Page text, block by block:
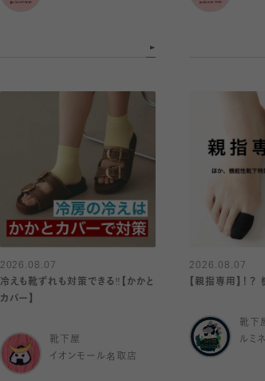
2026.08.07
冷えも靴ずれも対策できる‼️【かかと
カバー】
靴下屋
イオンモール名取店
2026.08.07
【親指専用】！
靴下
ルミ